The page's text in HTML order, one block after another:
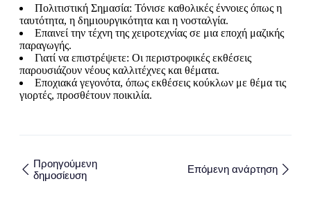
Πολιτιστική Σημασία: Τόνισε καθολικές έννοιες όπως η
ταυτότητα, η δημιουργικότητα και η νοσταλγία.
Επαινεί την τέχνη της χειροτεχνίας σε μια εποχή μαζικής
παραγωγής.
Γιατί να επιστρέψετε: Οι περιστροφικές εκθέσεις
παρουσιάζουν νέους καλλιτέχνες και θέματα.
Εποχιακά γεγονότα, όπως εκθέσεις κούκλων με θέμα τις
γιορτές, προσθέτουν ποικιλία.
Προηγούμενη
δημοσίευση
Επόμενη ανάρτηση